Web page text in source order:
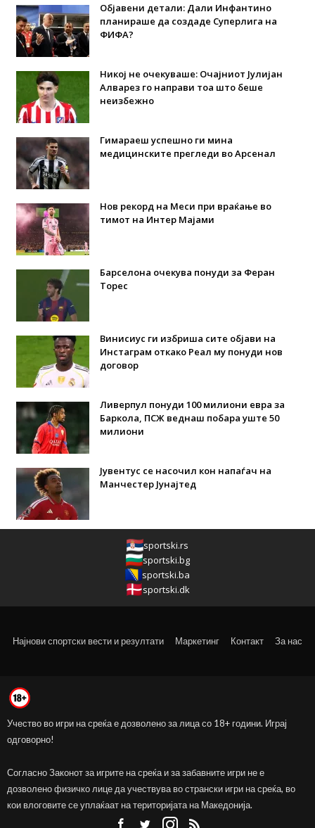
Објавени детали: Дали Инфантино
планираше да создаде Суперлига на
ФИФА?
Никој не очекуваше: Очајниот Јулијан
Алварез го направи тоа што беше
неизбежно
Гимараеш успешно ги мина
медицинските прегледи во Арсенал
Нов рекорд на Меси при враќање во
тимот на Интер Мајами
Барселона очекува понуди за Феран
Торес
Винисиус ги избриша сите објави на
Инстаграм откако Реал му понуди нов
договор
Ливерпул понуди 100 милиони евра за
Баркола, ПСЖ веднаш побара уште 50
милиони
Јувентус се насочил кон напаѓач на
Манчестер Јунајтед
sportski.rs
sportski.bg
sportski.ba
sportski.dk
Најнови спортски вести и резултати Маркетинг Контакт За нас
Учество во игри на среќа е дозволено за лица со 18+ години. Играј
одговорно!
Согласно Законот за игрите на среќа и за забавните игри не е
дозволено физичко лице да учествува во странски игри на среќа, во
кои влоговите се уплаќаат на територијата на Македонија.